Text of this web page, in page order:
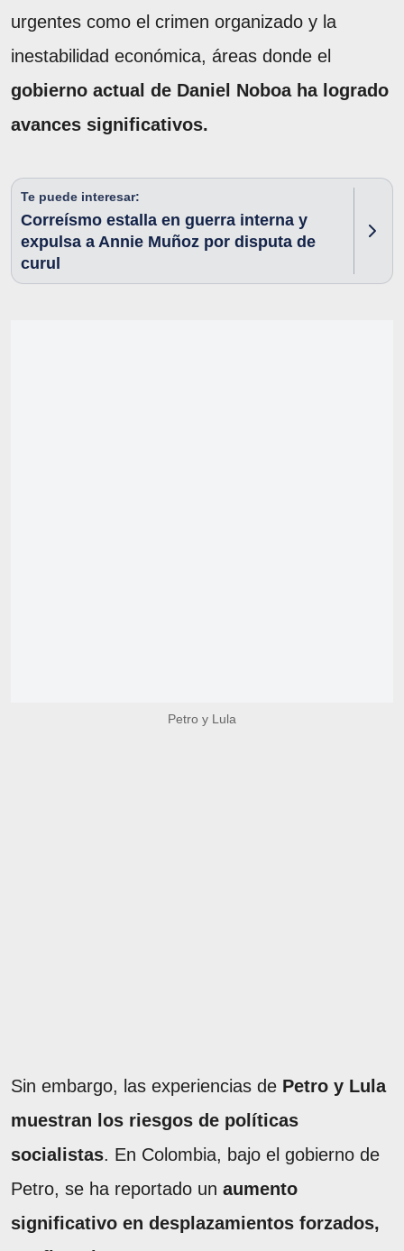
urgentes como el crimen organizado y la
inestabilidad económica, áreas donde el
gobierno actual de Daniel Noboa ha logrado
avances significativos.
Te puede interesar:
Correísmo estalla en guerra interna y
expulsa a Annie Muñoz por disputa de
curul
Petro y Lula
Sin embargo, las experiencias de Petro y Lula
muestran los riesgos de políticas
socialistas. En Colombia, bajo el gobierno de
Petro, se ha reportado un aumento
significativo en desplazamientos forzados,